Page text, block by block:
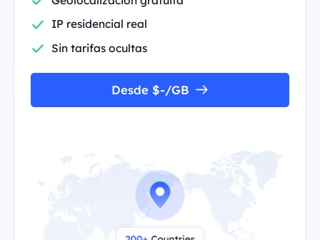
IP residencial real
Sin tarifas ocultas
Desde $-/GB